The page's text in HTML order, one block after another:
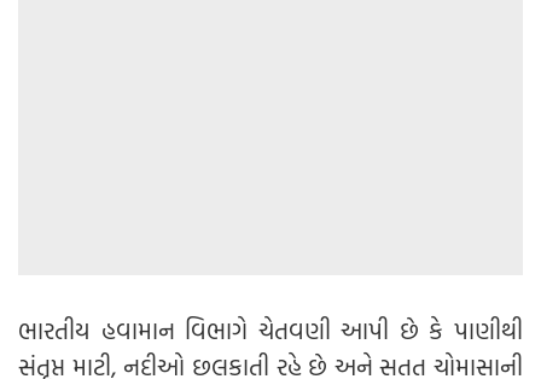
ભારતીય હવામાન વિભાગે ચેતવણી આપી છે કે પાણીથી
સંતૃપ્ત માટી, નદીઓ છલકાતી રહે છે અને સતત ચોમાસાની